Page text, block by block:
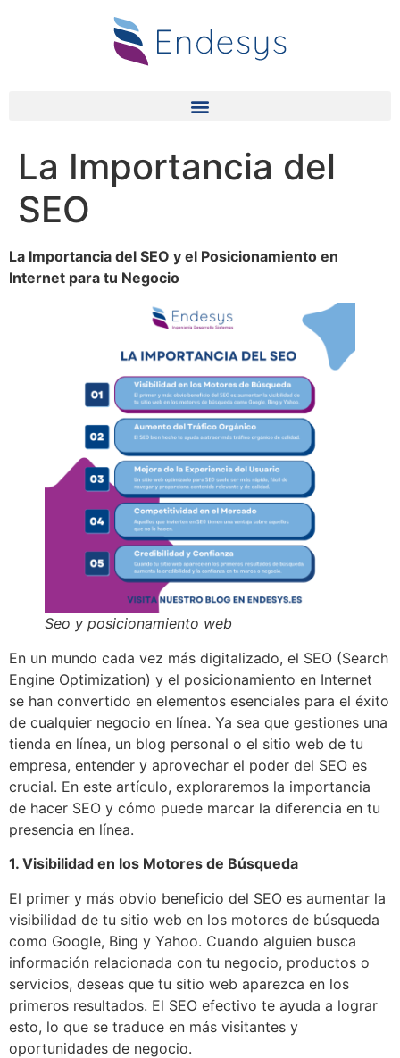
La Importancia del
SEO
La Importancia del SEO y el Posicionamiento en
Internet para tu Negocio
Seo y posicionamiento web
En un mundo cada vez más digitalizado, el SEO (Search
Engine Optimization) y el posicionamiento en Internet
se han convertido en elementos esenciales para el éxito
de cualquier negocio en línea. Ya sea que gestiones una
tienda en línea, un blog personal o el sitio web de tu
empresa, entender y aprovechar el poder del SEO es
crucial. En este artículo, exploraremos la importancia
de hacer SEO y cómo puede marcar la diferencia en tu
presencia en línea.
1. Visibilidad en los Motores de Búsqueda
El primer y más obvio beneficio del SEO es aumentar la
visibilidad de tu sitio web en los motores de búsqueda
como Google, Bing y Yahoo. Cuando alguien busca
información relacionada con tu negocio, productos o
servicios, deseas que tu sitio web aparezca en los
primeros resultados. El SEO efectivo te ayuda a lograr
esto, lo que se traduce en más visitantes y
oportunidades de negocio.